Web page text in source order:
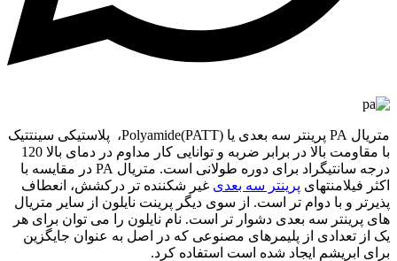
متریال PA پرینتر سه بعدی یا (Polyamide(PATT، پلاستیکی سینتتیک
با مقاومت بالا در برابر ضربه و توانایی کار مداوم در دمای بالا 120
درجه سانتیگراد برای دوره طولانی است. متریال PA در مقایسه با
اکثر فیلامنتهای پرینتر سه بعدی غیر شکننده تر درکشش، انعطاف
پذیرتر و با دوام تر است. از سوی دیگر پرینت نایلون از سایر متریال
های پرینتر سه بعدی دشوار تر است. نام نایلون را می توان برای هر
یک از تعدادی از پلیمرهای مصنوعی که در اصل به عنوان جایگزین
برای ابریشم ایجاد شده است استفاده کرد.